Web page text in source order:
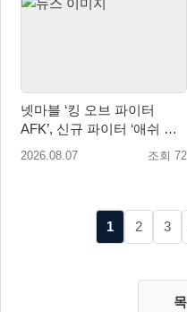
넷마블 ‘킹 오브 파이터
AFK’, 신규 파이터 ‘애쉬 크
림존’ 업데이트
2026.08.07 조회 72
1 2 3